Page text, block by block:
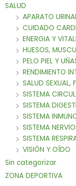
SALUD
APARATO
CUIDADO
ENERGIA Y
HUESOS,
PELO PIEL Y
RENDIMIENTO
SALUD SEXUAL,
SISTEMA
SISTEMA
SISTEMA
SISTEMA
SISTEMA
VISIÓN Y OÍDO
Sin categorizar
ZONA DEPORTIVA